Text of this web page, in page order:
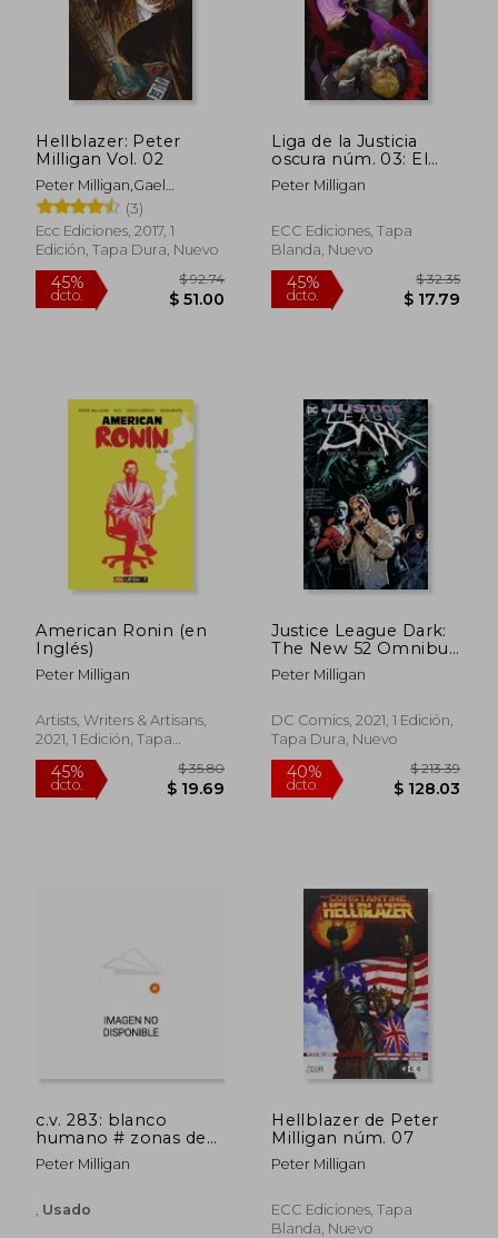
Hellblazer: Peter
Milligan Vol. 02
Peter Milligan,Gael
Bertrand
(3)
Ecc Ediciones, 2017, 1
Edición, Tapa Dura, Nuevo
Liga de la Justicia
oscura núm. 03: El
alzamiento de los
vampiros. Parte 2
oscura (Nuevo
Universo DC))
Peter Milligan
ECC Ediciones, Tapa
Blanda, Nuevo
dcto.
American Ronin (en
Inglés)
Peter Milligan
Artists, Writers & Artisans,
2021, 1 Edición, Tapa
Blanda, Nuevo
Justice League Dark:
The New 52 Omnibus
(en Inglés)
Peter Milligan
DC Comics, 2021, 1 Edición,
Tapa Dura, Nuevo
c.v. 283: blanco
humano # zonas de
choque
Peter Milligan
Usado
Hellblazer de Peter
Milligan núm. 07
Peter Milligan
ECC Ediciones, Tapa
Blanda, Nuevo